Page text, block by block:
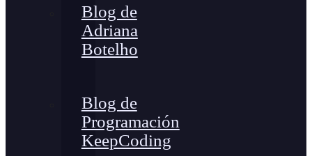
Blog de
Adriana
Botelho
Blog de
Programación
KeepCoding